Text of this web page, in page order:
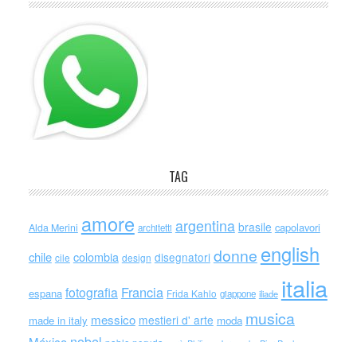
TAG
Alda Merini amore architetti argentina brasile capolavori
chile cile colombia design disegnatori donne english
espana fotografia Francia Frida Kahlo giappone iliade italia
made in italy messico mestieri d' arte moda musica